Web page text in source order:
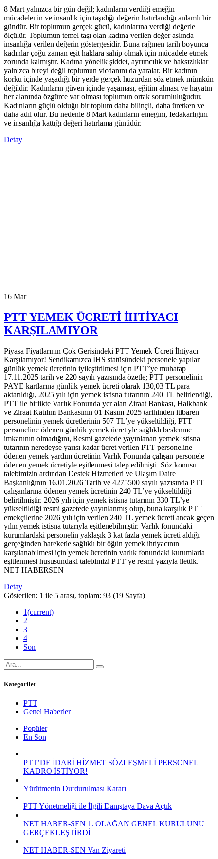
8 Mart yalnızca bir gün değil; kadınların verdiği emeğin
mücadelenin ve insanlık için taşıdığı değerin hatırlandığı anlamlı bir
gündür. Bir toplumun gerçek gücü, kadınlarına verdiği değerle
ölçülür. Toplumun temel taşı olan kadına verilen değer aslında
insanlığa verilen değerin göstergesidir. Buna rağmen tarih boyunca
kadınlar çoğu zaman eşit haklara sahip olmak için mücadele etmek
zorunda kalmıştır. Kadına yönelik şiddet, ayrımcılık ve haksızlıklar
yalnızca bireyi değil toplumun vicdanını da yaralar. Bir kadının
korku içinde yaşadığı bir yerde gerçek huzurdan söz etmek mümkün
değildir. Kadınların güven içinde yaşaması, eğitim alması ve hayatın
her alanında özgürce var olması toplumun ortak sorumluluğudur.
Kadınların güçlü olduğu bir toplum daha bilinçli, daha üretken ve
daha adil olur. Bu nedenle 8 Mart kadınların emeğini, fedakarlığını
ve insanlığa kattığı değeri hatırlama günüdür.
Detay
16 Mar
PTT YEMEK ÜCRETİ İHTİYACI
KARŞILAMIYOR
Piyasa Fiyatlarının Çok Gerisindeki PTT Yemek Ücreti İhtiyacı
Karşılamıyor! Sendikamızca İHS statüsündeki personele yapılan
günlük yemek ücretinin iyileştirilmesi için PTT’ye muhatap
17.11.2025 tarih ve 220 sayılı yazısında özetle; PTT personelinin
PAYE kartlarına günlük yemek ücreti olarak 130,03 TL para
aktarıldığı, 2025 yılı için yemek istisna tutarının 240 TL belirlendiği,
PTT ile birlikte Varlık Fonunda yer alan Ziraat Bankası, Halkbank
ve Ziraat Katılım Bankasının 01 Kasım 2025 tarihinden itibaren
personelinin yemek ücretlerinin 507 TL’ye yükseltildiği, PTT
personeline ödenen günlük yemek ücretiyle sağlıklı beslenme
imkanının olmadığını, Resmi gazetede yayınlanan yemek istisna
tutarının neredeyse yarısı kadar ücret verilen PTT personeline
ödenen yemek yardım ücretinin Varlık Fonunda çalışan personele
ödenen yemek ücretiyle eşitlenmesi talep edilmişti. Söz konusu
talebimizin ardından Destek Hizmetleri ve Ulaşım Daire
Başkanlığının 16.01.2026 Tarih ve 4275500 sayılı yazısında PTT
çalışanlarına ödenen yemek ücretinin 240 TL’ye yükseltildiği
belirtilmiştir. 2026 yılı için yemek istisna tutarının 330 TL’ye
yükseltildiği resmi gazetede yayınlanmış olup, buna karşılık PTT
emekçilerine 2026 yılı için verilen 240 TL yemek ücreti ancak geçen
yılın yemek istisna tutarıyla eşitlenebilmiştir. Varlık fonundaki
kurumlardaki personelin yaklaşık 3 kat fazla yemek ücreti aldığı
gerçeğinden hareketle sağlıklı bir öğün yemek ihtiyacının
karşılanabilmesi için yemek ücretinin varlık fonundaki kurumlarla
eşitlenmesi hususundaki talebimizi PTT’ye resmi yazıyla ilettik.
NET HABERSEN
Detay
Gösterilen: 1 ile 5 arası, toplam: 93 (19 Sayfa)
1(current)
2
3
4
Son
Kategoriler
PTT
Genel Haberler
Popüler
En Son
PTT’DE İDARİ HİZMET SÖZLEŞMELİ PERSONEL
KADRO İSTİYOR!
Yürütmenin Durdurulması Kararı
PTT Yönetmeliği ile İlgili Danıştaya Dava Açtık
NET HABER-SEN 1. OLAĞAN GENEL KURULUNU
GERÇEKLEŞTİRDİ
NET HABER-SEN Van Ziyareti